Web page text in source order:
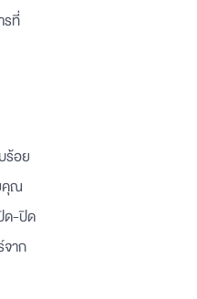
รที่
ร้อย
คุณ
ด-ปิด
าก